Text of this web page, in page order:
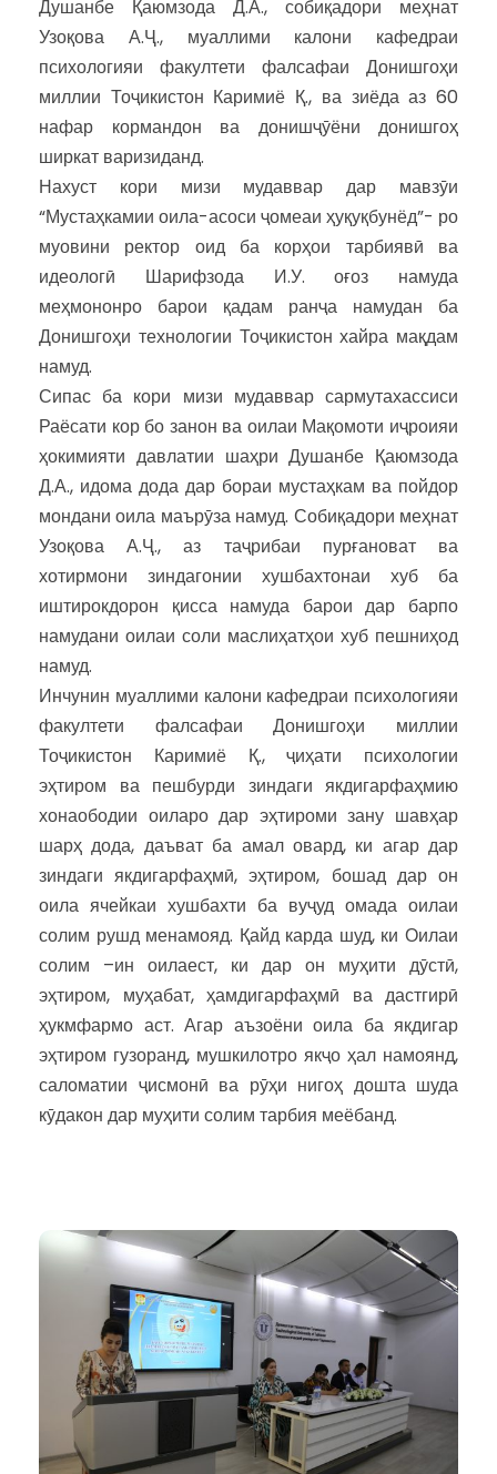
Душанбе Қаюмзода Д.А., собиқадори меҳнат
Узоқова А.Ҷ., муаллими калони кафедраи
психологияи факултети фалсафаи Донишгоҳи
миллии Тоҷикистон Каримиё Қ., ва зиёда аз 60
нафар кормандон ва донишҷӯёни донишгоҳ
ширкат варизиданд.
Нахуст кори мизи мудаввар дар мавзӯи
“Мустаҳкамии оила-асоси ҷомеаи ҳуқуқбунёд”- ро
муовини ректор оид ба корҳои тарбиявӣ ва
идеологӣ Шарифзода И.У. оғоз намуда
меҳмононро барои қадам ранҷа намудан ба
Донишгоҳи технологии Тоҷикистон хайра мақдам
намуд.
Сипас ба кори мизи мудаввар сармутахассиси
Раёсати кор бо занон ва оилаи Мақомоти иҷроияи
ҳокимияти давлатии шаҳри Душанбе Қаюмзода
Д.А., идома дода дар бораи мустаҳкам ва пойдор
мондани оила маърӯза намуд. Собиқадори меҳнат
Узоқова А.Ҷ., аз таҷрибаи пурғановат ва
хотирмони зиндагонии хушбахтонаи хуб ба
иштирокдорон қисса намуда барои дар барпо
намудани оилаи соли маслиҳатҳои хуб пешниҳод
намуд.
Инчунин муаллими калони кафедраи психологияи
факултети фалсафаи Донишгоҳи миллии
Тоҷикистон Каримиё Қ., ҷиҳати психологии
эҳтиром ва пешбурди зиндаги якдигарфаҳмию
хонаободии оиларо дар эҳтироми зану шавҳар
шарҳ дода, даъват ба амал овард, ки агар дар
зиндаги якдигарфаҳмӣ, эҳтиром, бошад дар он
оила ячейкаи хушбахти ба вуҷуд омада оилаи
солим рушд менамояд. Қайд карда шуд, ки Оилаи
солим –ин оилаест, ки дар он муҳити дӯстӣ,
эҳтиром, муҳабат, ҳамдигарфаҳмӣ ва дастгирӣ
ҳукмфармо аст. Агар аъзоёни оила ба якдигар
эҳтиром гузоранд, мушкилотро якҷо ҳал намоянд,
саломатии ҷисмонӣ ва рӯҳи нигоҳ дошта шуда
кӯдакон дар муҳити солим тарбия меёбанд.